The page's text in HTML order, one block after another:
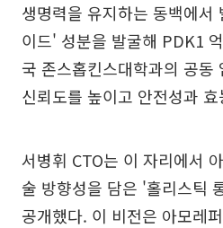
생명력을 유지하는 동백에서
이드' 성분을 발굴해 PDK1
국 존스홉킨스대학과의 공동
신뢰도를 높이고 안전성과
서병휘 CTO는 이 자리에서
술 방향성을 담은 '홀리스틱
공개했다. 이 비전은 아모레